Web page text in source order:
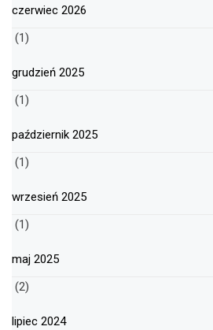
czerwiec 2026
(1)
grudzień 2025
(1)
październik 2025
(1)
wrzesień 2025
(1)
maj 2025
(2)
lipiec 2024